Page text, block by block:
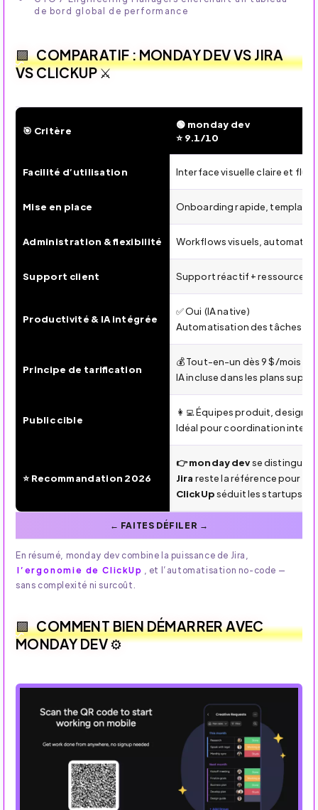
de bord global de performance
COMPARATIF : MONDAY DEV VS JIRA
VS CLICKUP ⚔️
⚔️ Comparatif 2026 — monday dev vs Jira vs ClickUp :
🎯 Critère
🟢 monday dev
⭐ 9.1/10
Facilité d’utilisation Interface visuelle claire et
Mise en place Onboarding rapide, templates
Administration & flexibilité Workflows visuels,
Support client Support réactif + ressources
Productivité & IA intégrée
✅ Oui (IA native)
Automatisation des tâches,
Principe de tarification
💰 Tout-en-un dès 9 $/mois
IA incluse dans les plans
Public cible
👩‍💻 Équipes produit, design
Idéal pour coordination inter-
⭐ Recommandation 2026
👉 monday devse distingue
Jira reste la référence pour
ClickUpséduit les startups
En résumé, monday dev combine la puissance de Jira,
l’ergonomie de ClickUp
, et l’automatisation no-code —
sans complexité ni surcoût.
COMMENT BIEN DÉMARRER AVEC
MONDAY DEV ⚙️